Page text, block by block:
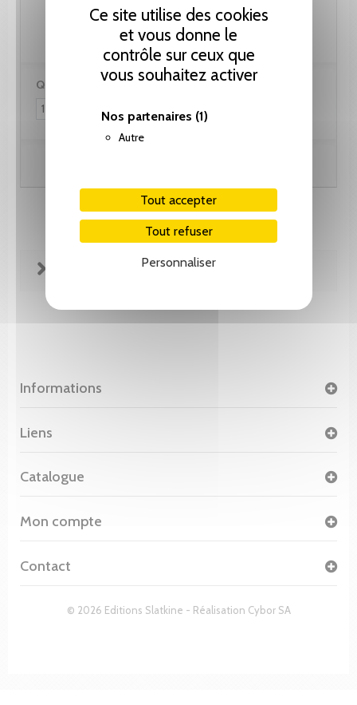
Ce site utilise des cookies
et vous donne le
contrôle sur ceux que
vous souhaitez activer
Nos partenaires (1)
Autre
Tout accepter
Tout refuser
Personnaliser
102.60 CHF
Quantité :
FICHE TECHNIQUE
Informations
© 2026 Editions Slatkine - Réalisation Cybor SA
Liens
Catalogue
Mon compte
Contact